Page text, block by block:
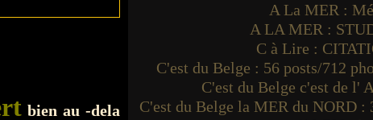
bien au -dela
A La MER :
A LA MER :
C à Lire :
C'est du Belge : 56 posts/712
C'est du Belge c'est de l'
C'est du Belge la MER du NORD :